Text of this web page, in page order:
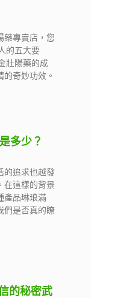
藥專賣店，您
的五大要
壯陽藥的成
奇妙功效。
多少？
的追求也越發
在這樣的背景
產品琳琅滿
們是否真的瞭
的秘密武